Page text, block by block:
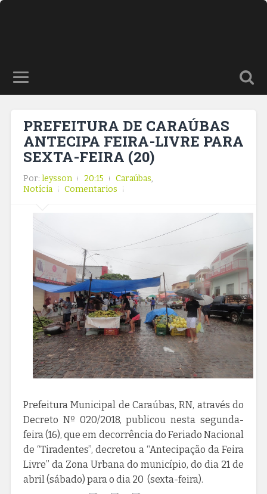
PREFEITURA DE CARAÚBAS
ANTECIPA FEIRA-LIVRE PARA
SEXTA-FEIRA (20)
Por: leysson 20:15 Caraúbas,
Notícia
Comentarios
Prefeitura Municipal de Caraúbas, RN, através do
Decreto Nº 020/2018, publicou nesta segunda-
feira (16), que em decorrência do Feriado Nacional
de “Tiradentes”, decretou a “Antecipação da Feira
Livre” da Zona Urbana do município, do dia 21 de
abril (sábado) para o dia 20 (sexta-feira).